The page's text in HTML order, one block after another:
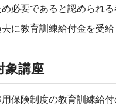
め必要であると認められる
に教育訓練給付金を受給
象講座
用保険制度の教育訓練給